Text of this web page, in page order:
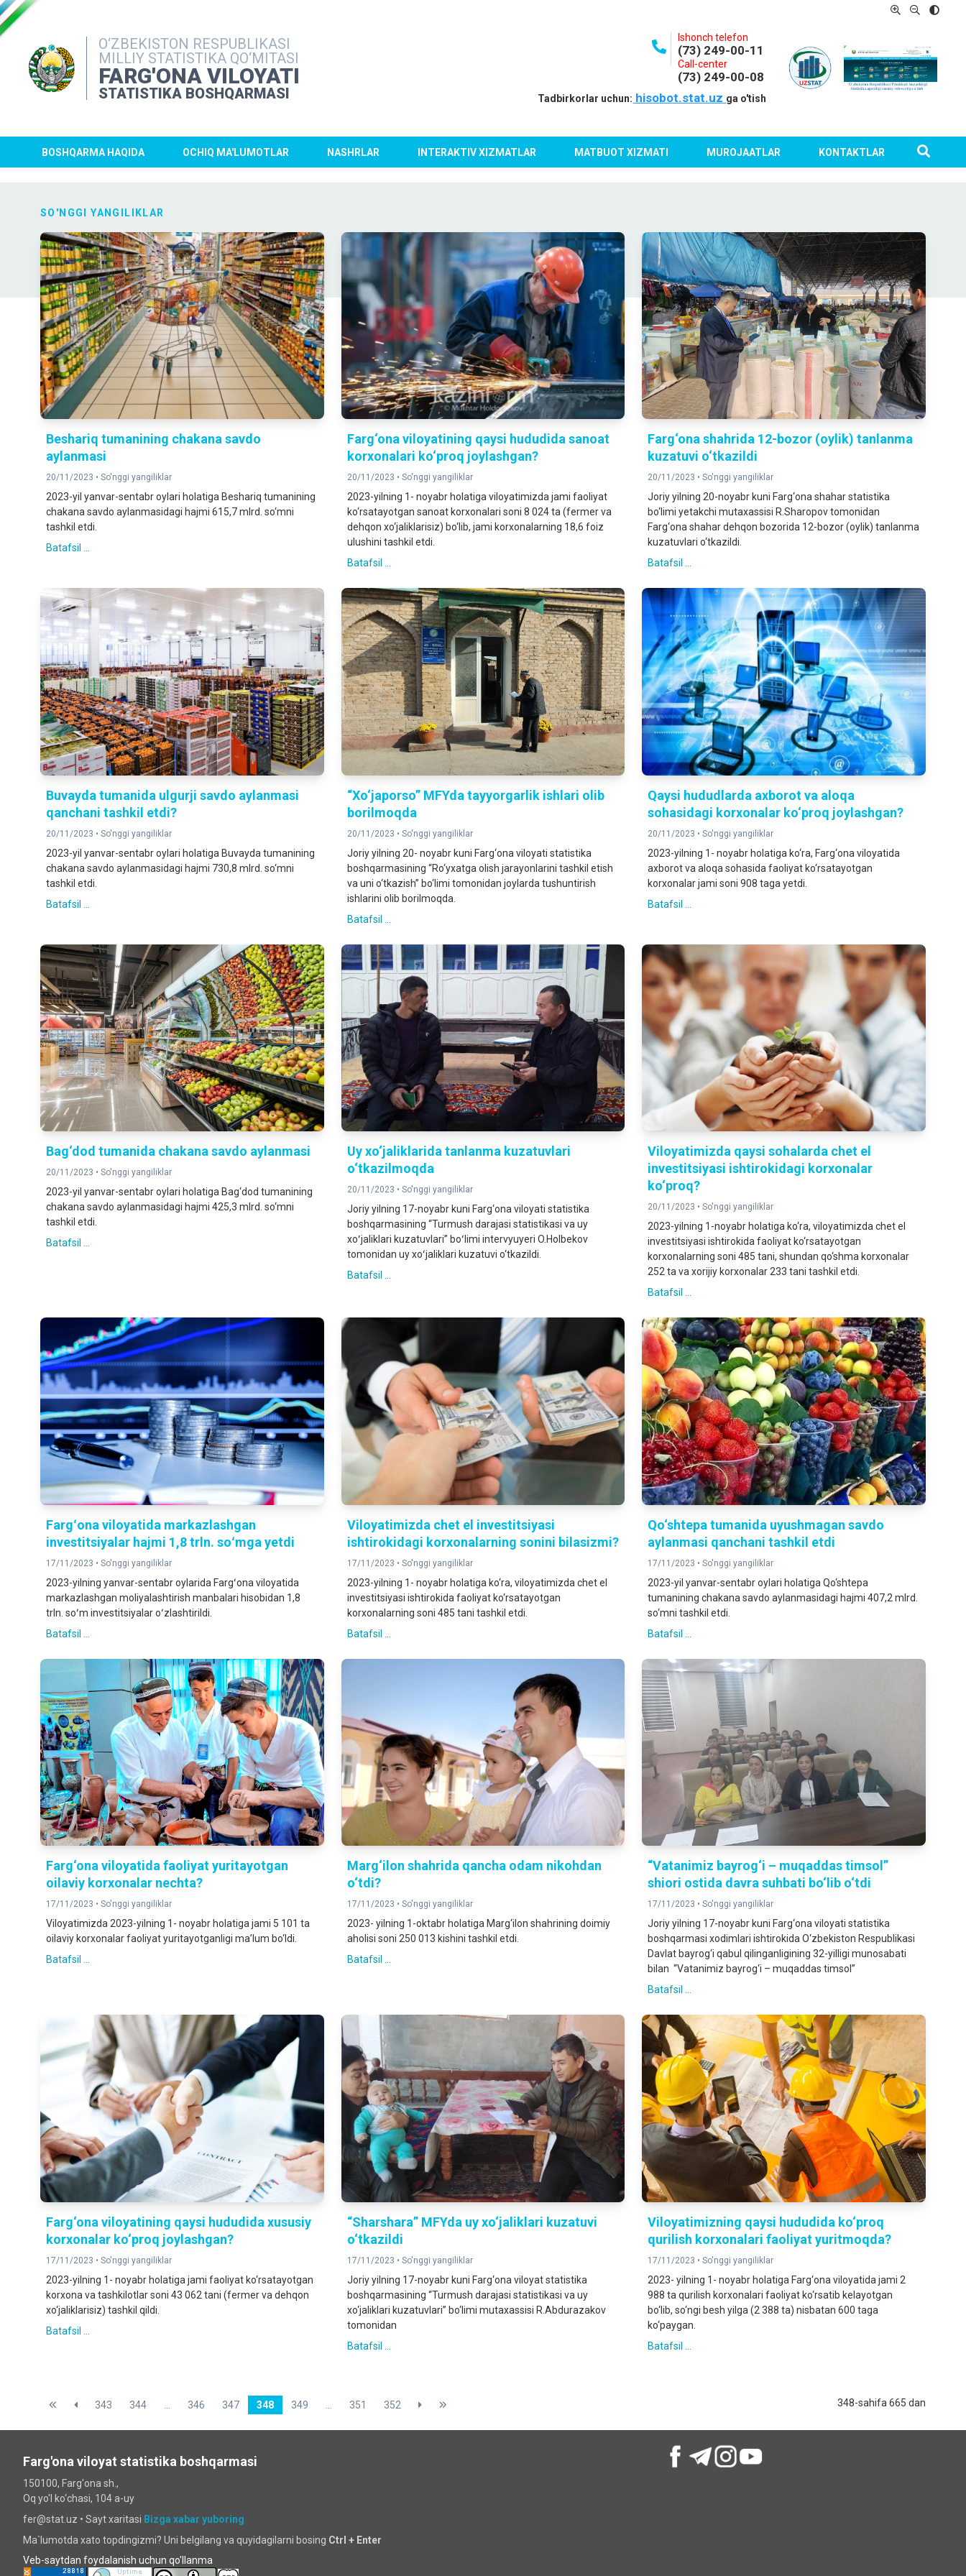
O‘ZBEKISTON RESPUBLIKASI
MILLIY STATISTIKA QO‘MITASI
FARG'ONA VILOYATI
STATISTIKA BOSHQARMASI
Ishonch telefon
(73) 249-00-11
Call-center
(73) 249-00-08
Tadbirkorlar uchun: hisobot.stat.uz ga o'tish
BOSHQARMA HAQIDA OCHIQ MA'LUMOTLAR NASHRLAR INTERAKTIV XIZMATLAR MATBUOT XIZMATI MUROJAATLAR KONTAKTLAR
SO'NGGI YANGILIKLAR
Beshariq tumanining chakana savdo
aylanmasi
20/11/2023 • So'nggi yangiliklar
2023-yil yanvar-sentabr oylari holatiga Beshariq tumanining
chakana savdo aylanmasidagi hajmi 615,7 mlrd. so‘mni
tashkil etdi.
Batafsil ...
Farg‘ona viloyatining qaysi hududida sanoat
korxonalari ko‘proq joylashgan?
20/11/2023 • So'nggi yangiliklar
2023-yilning 1- noyabr holatiga viloyatimizda jami faoliyat
ko‘rsatayotgan sanoat korxonalari soni 8 024 ta (fermer va
dehqon xo‘jaliklarisiz) bo‘lib, jami korxonalarning 18,6 foiz
ulushini tashkil etdi.
Batafsil ...
Farg‘ona shahrida 12-bozor (oylik) tanlanma
kuzatuvi o‘tkazildi
20/11/2023 •So'nggi yangiliklar
Joriy yilning 20-noyabr kuni Farg‘ona shahar statistika
bo‘limi yetakchi mutaxassisi R.Sharopov tomonidan
Farg‘ona shahar dehqon bozorida 12-bozor (oylik) tanlanma
kuzatuvlari o‘tkazildi.
Batafsil ...
Buvayda tumanida ulgurji savdo aylanmasi
qanchani tashkil etdi?
20/11/2023 • So'nggi yangiliklar
2023-yil yanvar-sentabr oylari holatiga Buvayda tumanining
chakana savdo aylanmasidagi hajmi 730,8 mlrd. so‘mni
tashkil etdi.
Batafsil ...
“Xo‘japorso” MFYda tayyorgarlik ishlari olib
borilmoqda
20/11/2023 • So'nggi yangiliklar
Joriy yilning 20- noyabr kuni Farg‘ona viloyati statistika
boshqarmasining “Ro‘yxatga olish jarayonlarini tashkil etish
va uni o‘tkazish” bo‘limi tomonidan joylarda tushuntirish
ishlarini olib borilmoqda.
Batafsil ...
Qaysi hududlarda axborot va aloqa
sohasidagi korxonalar ko‘proq joylashgan?
20/11/2023 •So'nggi yangiliklar
2023-yilning 1- noyabr holatiga ko‘ra, Farg‘ona viloyatida
axborot va aloqa sohasida faoliyat ko‘rsatayotgan
korxonalar jami soni 908 taga yetdi.
Batafsil ...
Bag‘dod tumanida chakana savdo aylanmasi
20/11/2023 • So'nggi yangiliklar
2023-yil yanvar-sentabr oylari holatiga Bag‘dod tumanining
chakana savdo aylanmasidagi hajmi 425,3 mlrd. so‘mni
tashkil etdi.
Batafsil ...
Uy xo‘jaliklarida tanlanma kuzatuvlari
o‘tkazilmoqda
20/11/2023 • So'nggi yangiliklar
Joriy yilning 17-noyabr kuni Farg‘ona viloyati statistika
boshqarmasining “Turmush darajasi statistikasi va uy
xoʻjaliklari kuzatuvlari” boʻlimi intervyuyeri O.Holbekov
tomonidan uy xoʻjaliklari kuzatuvi o‘tkazildi.
Batafsil ...
Viloyatimizda qaysi sohalarda chet el
investitsiyasi ishtirokidagi korxonalar
ko‘proq?
20/11/2023 •So'nggi yangiliklar
2023-yilning 1-noyabr holatiga ko‘ra, viloyatimizda chet el
investitsiyasi ishtirokida faoliyat ko‘rsatayotgan
korxonalarning soni 485 tani, shundan qo‘shma korxonalar
252 ta va xorijiy korxonalar 233 tani tashkil etdi.
Batafsil ...
Fargʻona viloyatida markazlashgan
investitsiyalar hajmi 1,8 trln. soʻmga yetdi
17/11/2023 • So'nggi yangiliklar
2023-yilning yanvar-sentabr oylarida Fargʻona viloyatida
markazlashgan moliyalashtirish manbalari hisobidan 1,8
trln. soʻm investitsiyalar oʻzlashtirildi.
Batafsil ...
Viloyatimizda chet el investitsiyasi
ishtirokidagi korxonalarning sonini bilasizmi?
17/11/2023 • So'nggi yangiliklar
2023-yilning 1- noyabr holatiga ko‘ra, viloyatimizda chet el
investitsiyasi ishtirokida faoliyat ko‘rsatayotgan
korxonalarning soni 485 tani tashkil etdi.
Batafsil ...
Qo‘shtepa tumanida uyushmagan savdo
aylanmasi qanchani tashkil etdi
17/11/2023 •So'nggi yangiliklar
2023-yil yanvar-sentabr oylari holatiga Qo‘shtepa
tumanining chakana savdo aylanmasidagi hajmi 407,2 mlrd.
so‘mni tashkil etdi.
Batafsil ...
Farg‘ona viloyatida faoliyat yuritayotgan
oilaviy korxonalar nechta?
17/11/2023 • So'nggi yangiliklar
Viloyatimizda 2023-yilning 1- noyabr holatiga jami 5 101 ta
oilaviy korxonalar faoliyat yuritayotganligi ma’lum bo‘ldi.
Batafsil ...
Marg‘ilon shahrida qancha odam nikohdan
o‘tdi?
17/11/2023 • So'nggi yangiliklar
2023- yilning 1-оktabr holatiga Marg‘ilon shahrining doimiy
aholisi soni 250 013 kishini tashkil etdi.
Batafsil ...
“Vatanimiz bayrog‘i – muqaddas timsol”
shiori ostida davra suhbati bo‘lib o‘tdi
17/11/2023 •So'nggi yangiliklar
Joriy yilning 17-noyabr kuni Farg‘ona viloyati statistika
boshqarmasi xodimlari ishtirokida O‘zbekiston Respublikasi
Davlat bayrog‘i qabul qilinganligining 32-yilligi munosabati
bilan “Vatanimiz bayrog‘i – muqaddas timsol”
Batafsil ...
Farg‘ona viloyatining qaysi hududida xususiy
korxonalar ko‘proq joylashgan?
17/11/2023 • So'nggi yangiliklar
2023-yilning 1- noyabr holatiga jami faoliyat ko‘rsatayotgan
korxona va tashkilotlar soni 43 062 tani (fermer va dehqon
xo‘jaliklarisiz) tashkil qildi.
Batafsil ...
“Sharshara” MFYda uy xo‘jaliklari kuzatuvi
o‘tkazildi
17/11/2023 • So'nggi yangiliklar
Joriy yilning 17-noyabr kuni Farg‘ona viloyat statistika
boshqarmasining “Turmush darajasi statistikasi va uy
xo‘jaliklari kuzatuvlari” bo‘limi mutaxassisi R.Abdurazakov
tomonidan
Batafsil ...
Viloyatimizning qaysi hududida ko‘proq
qurilish korxonalari faoliyat yuritmoqda?
17/11/2023 •So'nggi yangiliklar
2023- yilning 1- noyabr holatiga Farg‘ona viloyatida jami 2
988 ta qurilish korxonalari faoliyat ko‘rsatib kelayotgan
bo‘lib, so‘ngi besh yilga (2 388 ta) nisbatan 600 taga
ko‘paygan.
Batafsil ...
348-sahifa 665 dan
343 344 346 347 348 349 351 352
Farg'ona viloyat statistika boshqarmasi
150100, Farg'ona sh.,
Oq yo'l ko‘chаsi, 104 a-uy
fer@stat.uz • Sayt xaritasi Bizga xabar yuboring
Ma`lumotda xato topdingizmi? Uni belgilang va quyidagilarni bosing Ctrl + Enter
Veb-saytdan foydalanish uchun qo'llanma